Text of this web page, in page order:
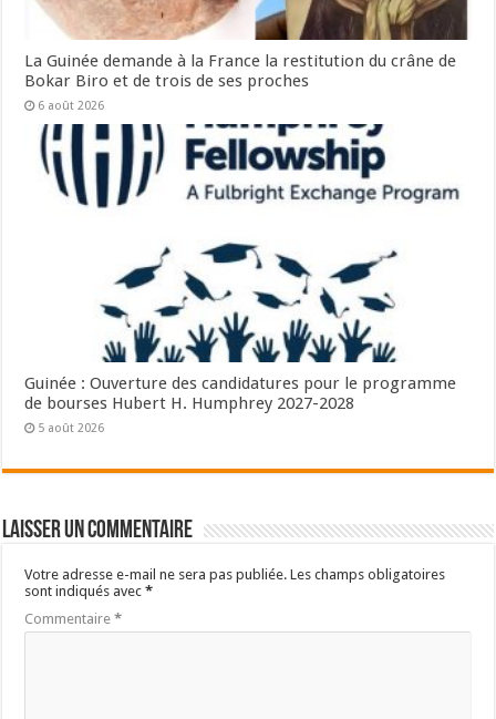
La Guinée demande à la France la restitution du crâne de
Bokar Biro et de trois de ses proches
6 août 2026
Guinée : Ouverture des candidatures pour le programme
de bourses Hubert H. Humphrey 2027-2028
5 août 2026
Laisser un commentaire
Votre adresse e-mail ne sera pas publiée. Les champs obligatoires
sont indiqués avec*
Commentaire*